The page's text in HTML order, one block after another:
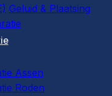
Geluid & Plaatsing
Assen
Roden